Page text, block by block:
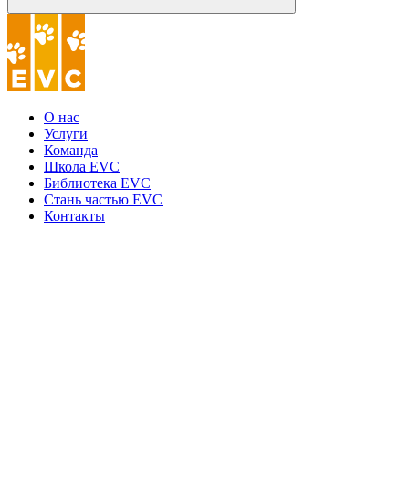
О нас
Услуги
Команда
Школа EVC
Библиотека EVC
Стань частью EVC
Контакты